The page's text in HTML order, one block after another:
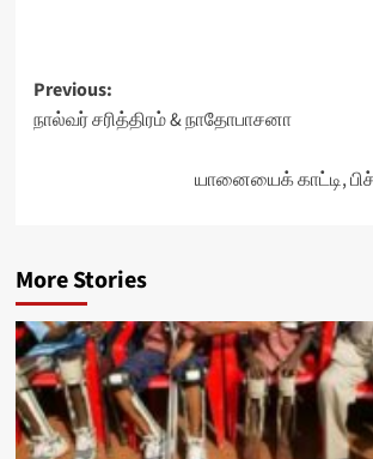
Post
navigation
Previous:
நால்வர் சரித்திரம் & நாதோபாசனா
யானையைக் காட்டி,
More Stories